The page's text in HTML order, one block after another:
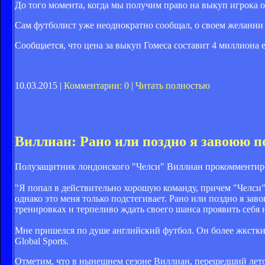
До того момента, когда мы получим право на выкуп игрока
Сам футболист уже неоднократно сообщал, о своем желании
Сообщается, что цена за выкуп Гомеса составит 4 миллиона
10.03.2015 | Комментарии: 0 | Читать полностью
Виллиан: Рано или поздно я завоюю
Полузащитник лондонского "Челси" Виллиан
"Я попал в действительно хорошую команду, причем
однако это меня только подстегивает. Рано или поздно я
тренировках и терпеливо ждать своего шанса проявить себя
Мне пришелся по душе английский футбол. Он более
Global Sports.
Отметим, что в нынешнем сезоне Виллиан, перешедший